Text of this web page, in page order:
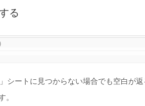
る
シートに見つからない場合でも空白が返